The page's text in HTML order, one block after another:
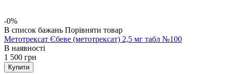
-0%
В список бажань Порівняти товар
Метотрексат Єбеве (метотрексат) 2,5 мг табл №100
В наявності
1 500 грн
Купити